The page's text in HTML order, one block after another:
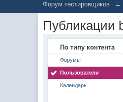
Форум тестировщиков →
Публикации
По типу контента
Форумы
Пользователи
Календарь